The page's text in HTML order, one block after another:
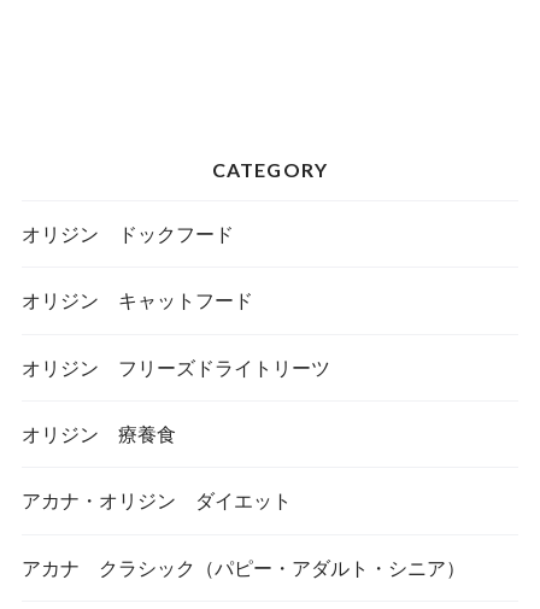
CATEGORY
オリジン ドックフード
オリジン キャットフード
オリジン フリーズドライトリーツ
オリジン 療養食
アカナ・オリジン ダイエット
アカナ クラシック（パピー・アダルト・シニア）